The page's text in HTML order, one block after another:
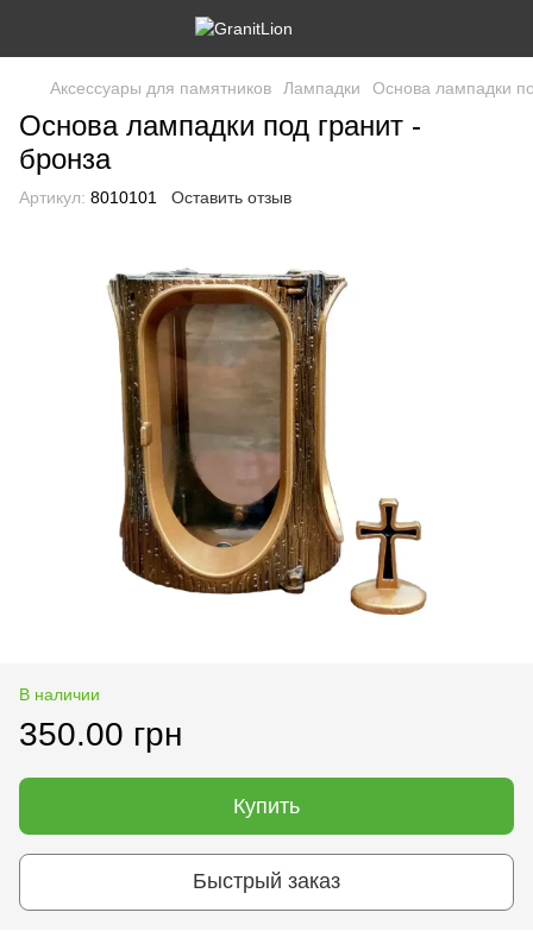
Аксессуары для памятников Лампадки Основа лампадки
Основа лампадки под гранит -
бронза
Артикул: 8010101 Оставить отзыв
В наличии
350.00 грн
Купить
Быстрый заказ